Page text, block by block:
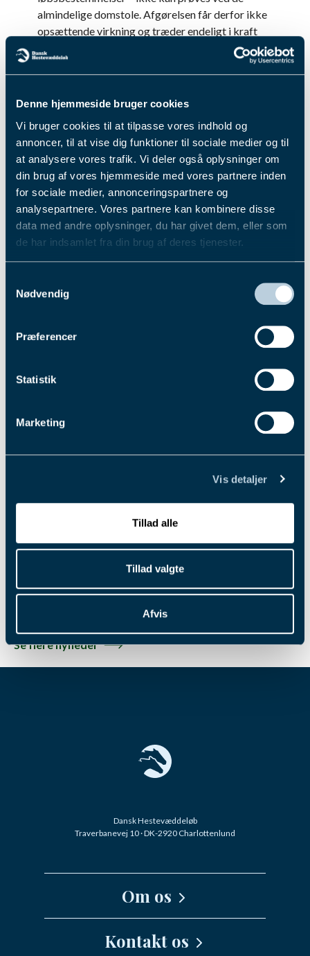
Denne hjemmeside bruger cookies
Vi bruger cookies til at tilpasse vores indhold og
annoncer, til at vise dig funktioner til sociale medier og til
at analysere vores trafik. Vi deler også oplysninger om
din brug af vores hjemmeside med vores partnere inden
for sociale medier, annonceringspartnere og
analysepartnere. Vores partnere kan kombinere disse
data med andre oplysninger, du har givet dem, eller som
de har indsamlet fra din brug af deres tjenester.
personoplysninger i vores privatlivspolitik, som du
Nødvendig
Præferencer
Statistik
Marketing
Vis detaljer
Tillad alle
Tillad valgte
Afvis
almindelige domstole. Afgørelsen får derfor ikke
opsættende virkning og træder endeligt i kraft
Med denne afgørelse sættes der punktum i to
2024. Retssagen ved Retten i Lyngby om I D
Exceptional-sagen fortsætter dog i det nye år.
Hvis også denne sag fører til stadfæstelse, vil Bo
Westergaard være frakendt licens og underlagt
tiltrædelsesforbud i samlet 7 år og 6 måneder.
Se kendelsen fra Travsportens Overdomstolher
Fik du læst...
4. aug. 2026
Pointberegning til Dansk Trav
Nedtællingen er for alvor i gang til Dansk Trav Derby, for nu
er først skridt taget for 77 hestes vedkommende, når de
skal forsøge at få en startplads i kampen om travets blå
bånd. Læs mere her.
Læs mere
Se flere nyheder
Dansk Hestevæddeløb
Traverbanevej 10 · DK-2920 Charlottenlund
Om os
Kontakt os